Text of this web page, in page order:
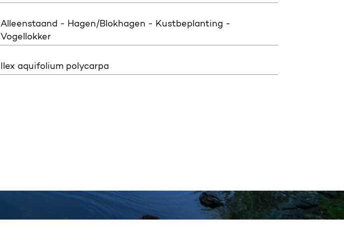
Alleenstaand - Hagen/Blokhagen - Kustbeplanting -
Vogellokker
Ilex aquifolium polycarpa